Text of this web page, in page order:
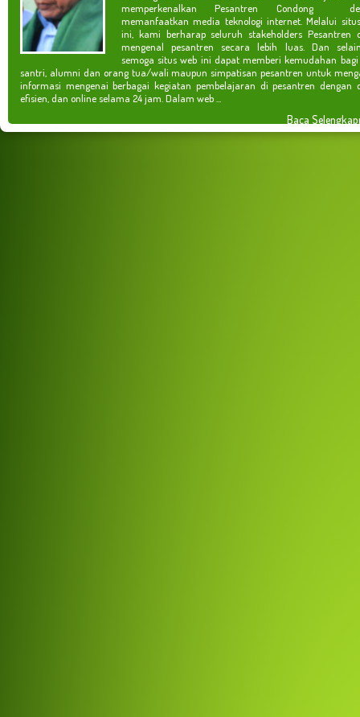
memperkenalkan Pesantren Condong
memanfaatkan media teknologi internet. Melalui
ini, kami berharap seluruh stakeholders Pesantren
mengenal pesantren secara lebih luas. Dan
semoga situs web ini dapat memberi kemudahan
santri, alumni dan orang tua/wali maupun simpatisan pesantren untuk
informasi mengenai berbagai kegiatan pembelajaran di pesantren dengan
efisien, dan online selama 24 jam. Dalam web ...
Baca